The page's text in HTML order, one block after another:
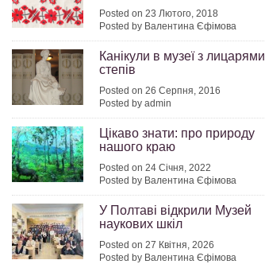
Posted on 23 Лютого, 2018
Posted by Валентина Єфімова
Канікули в музеї з лицарями
степів
Posted on 26 Серпня, 2016
Posted by admin
Цікаво знати: про природу
нашого краю
Posted on 24 Січня, 2022
Posted by Валентина Єфімова
У Полтаві відкрили Музей
наукових шкіл
Posted on 27 Квітня, 2026
Posted by Валентина Єфімова